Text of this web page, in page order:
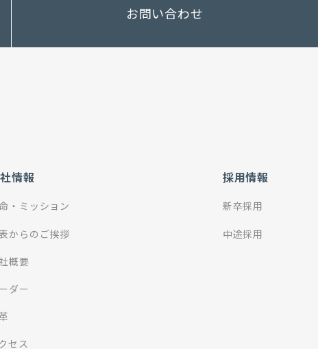
お問い合わせ
情報
・ミッション
からのご挨拶
概要
ダー
セス
採用情報
新卒採用
中途採用